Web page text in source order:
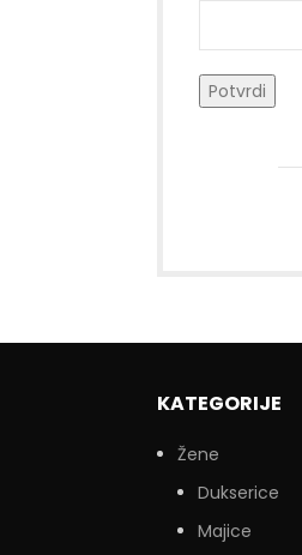
KATEGORIJE
Žene
Dukserice
Majice